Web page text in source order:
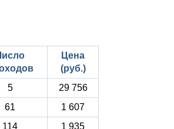
Цена
(руб.)
5
29 756
61
1 607
114
1 935